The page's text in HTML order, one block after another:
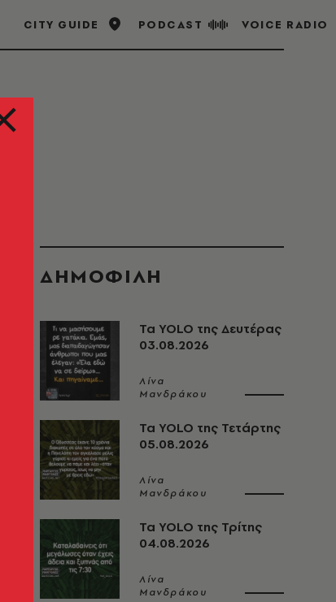
CITY GUIDE PODCAST VOICE RADIO
ΔΗΜΟΦΙΛΗ
Τα YOLO της Δευτέρας
03.08.2026
Λίνα
Μανδράκου
Τα YOLO της Τετάρτης
05.08.2026
Λίνα
Μανδράκου
Τα YOLO της Τρίτης
04.08.2026
Λίνα
Μανδράκου